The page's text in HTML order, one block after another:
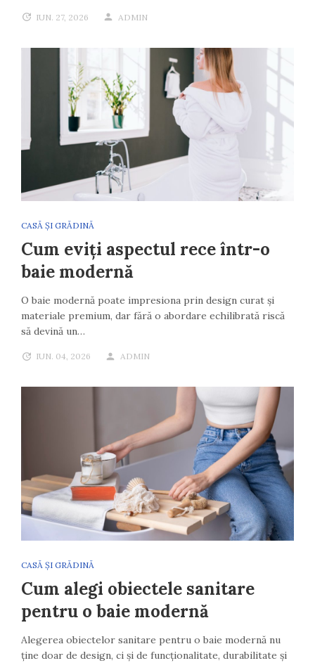
IUN. 27, 2026 ADMIN
CASĂ ȘI GRĂDINĂ
Cum eviți aspectul rece într-o
baie modernă
O baie modernă poate impresiona prin design curat și
materiale premium, dar fără o abordare echilibrată riscă
să devină un…
IUN. 04, 2026 ADMIN
CASĂ ȘI GRĂDINĂ
Cum alegi obiectele sanitare
pentru o baie modernă
Alegerea obiectelor sanitare pentru o baie modernă nu
ține doar de design, ci și de funcționalitate, durabilitate și